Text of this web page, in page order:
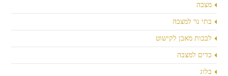
מצבה
בתי נר למצבה
לבבות מאבן לקישוט
כדים למצבה
בלוג